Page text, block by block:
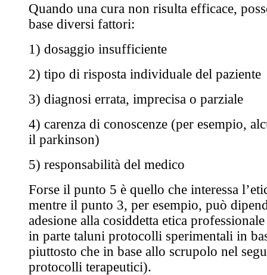
Quando una cura non risulta efficace,
base diversi fattori:
1) dosaggio insufficiente
2) tipo di risposta individuale del paziente
3) diagnosi errata, imprecisa o parziale
4) carenza di conoscenze (per esempio,
il parkinson)
5) responsabilità del medico
Forse il punto 5 è quello che interessa
mentre il punto 3, per esempio, può
adesione alla cosiddetta etica
in parte taluni protocolli sperimentali in
piuttosto che in base allo scrupolo nel
protocolli terapeutici).